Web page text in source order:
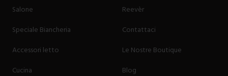
Salone
Speciale Biancheria
Accessori letto
Cucina
Reevèr
Contattaci
Le Nostre Boutique
Blog